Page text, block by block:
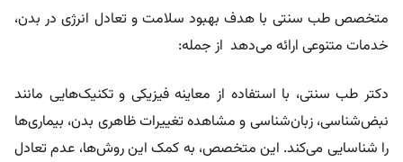
متخصص طب سنتی با هدف بهبود سلامت و تعادل انرژی در بدن،
خدمات متنوعی ارائه می‌دهد از جمله:
دکتر طب سنتی، با استفاده از معاینه فیزیکی و تکنیک‌هایی مانند
نبض‌شناسی، زبان‌شناسی و مشاهده تغییرات ظاهری بدن، بیماری‌ها
را شناسایی می‌کند. این متخصص، به کمک این روش‌ها، عدم تعادل